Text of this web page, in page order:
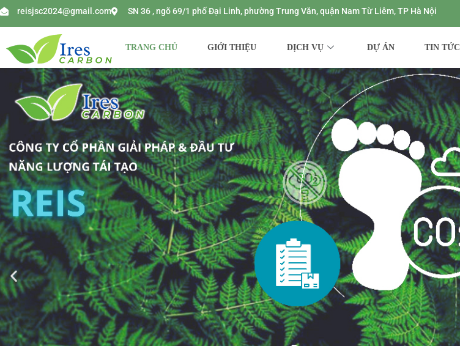
reisjsc2024@gmail.com SN 36 , ngõ 69/1 phố Đại Linh, phường Trung Văn, quận Nam Từ Liêm, TP Hà Nội
TRANG CHỦ GIỚI THIỆU DỊCH VỤ DỰ ÁN TIN TỨC